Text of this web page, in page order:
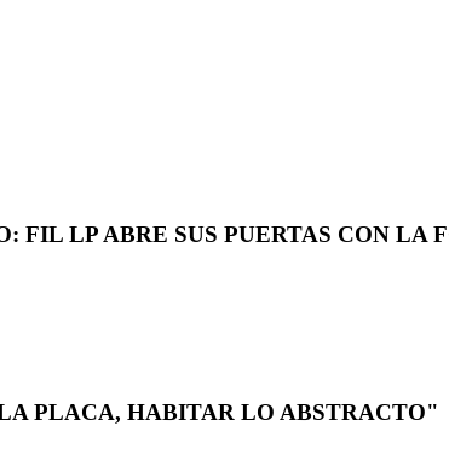
FIL LP ABRE SUS PUERTAS CON
PLACA, HABITAR LO ABSTRACTO"